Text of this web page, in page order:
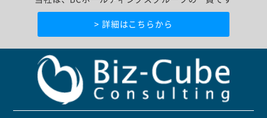
> 詳細はこちらから